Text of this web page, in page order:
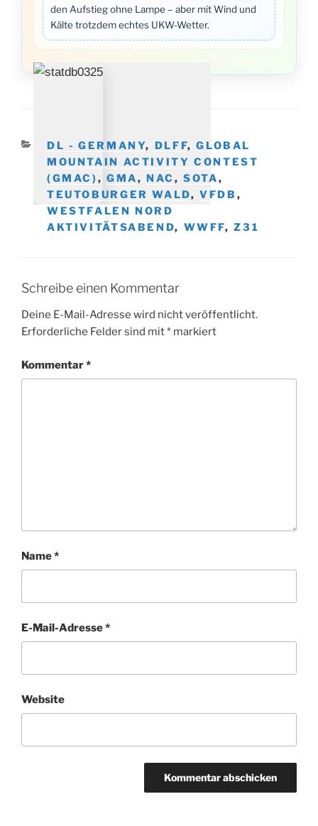
den Aufstieg ohne Lampe – aber mit Wind und
Kälte trotzdem echtes UKW-Wetter.
KATEGORIEN
DL - GERMANY, DLFF,GLOBAL
MOUNTAIN ACTIVITY CONTEST
(GMAC) , GMA,NAC ,SOTA,
TEUTOBURGER WALD,VFDB ,
WESTFALEN NORD
AKTIVITÄTSABEND, WWFF,Z31
Schreibe einen Kommentar
Deine E-Mail-Adresse wird nicht veröffentlicht.
Erforderliche Felder sind mit* markiert
Kommentar*
Name*
E-Mail-Adresse*
Website